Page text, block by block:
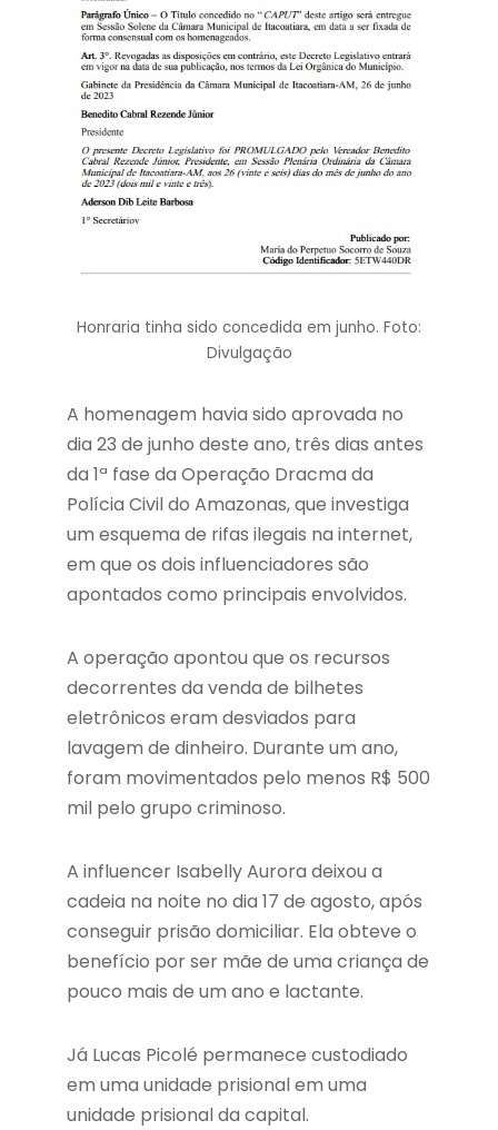
Honraria tinha sido concedida em junho. Foto:
Divulgação
A homenagem havia sido aprovada no
dia 23 de junho deste ano, três dias antes
da 1ª fase da Operação Dracma da
Polícia Civil do Amazonas, que investiga
um esquema de rifas ilegais na internet,
em que os dois influenciadores são
apontados como principais envolvidos.
A operação apontou que os recursos
decorrentes da venda de bilhetes
eletrônicos eram desviados para
lavagem de dinheiro. Durante um ano,
foram movimentados pelo menos R$ 500
mil pelo grupo criminoso.
A influencer Isabelly Aurora deixou a
cadeia na noite no dia 17 de agosto, após
conseguir prisão domiciliar. Ela obteve o
benefício por ser mãe de uma criança de
pouco mais de um ano e lactante.
Já Lucas Picolé permanece custodiado
em uma unidade prisional em uma
unidade prisional da capital.